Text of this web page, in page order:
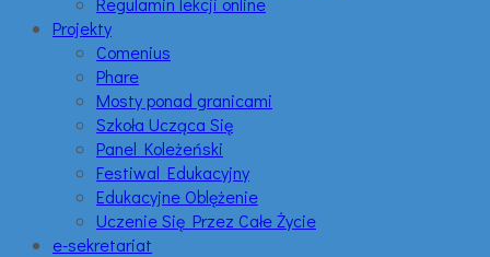
Projekty
Comenius
Phare
Mosty ponad granicami
Szkoła Ucząca Się
Panel Koleżeński
Festiwal Edukacyjny
Edukacyjne Oblężenie
Uczenie Się Przez Całe Życie
e-sekretariat